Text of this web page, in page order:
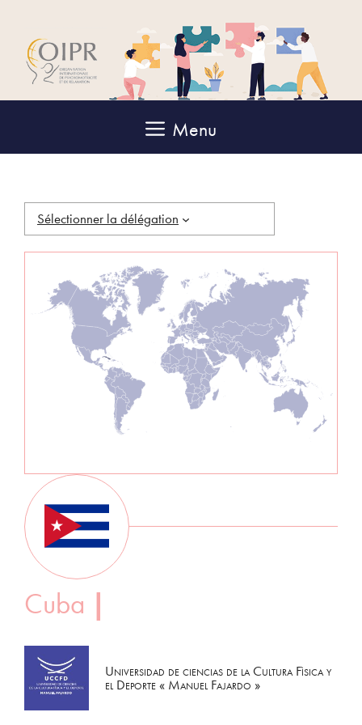
contenu
Menu
Sélectionner la délégation
Cuba |
Universidad de ciencias de la Cultura Fìsica y
el Deporte « Manuel Fajardo »